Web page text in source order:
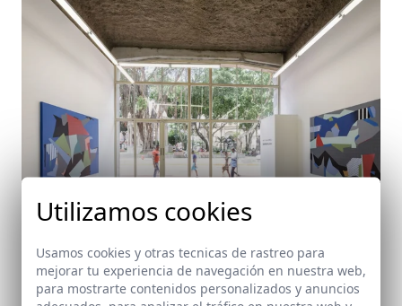
Diablo Rosso
Utilizamos cookies
Usamos cookies y otras tecnicas de rastreo para
mejorar tu experiencia de navegación en nuestra web,
para mostrarte contenidos personalizados y anuncios